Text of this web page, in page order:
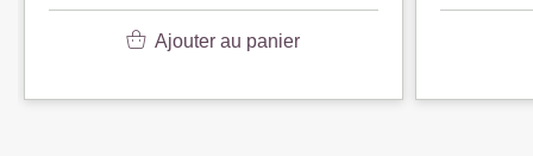
Ajouter au panier